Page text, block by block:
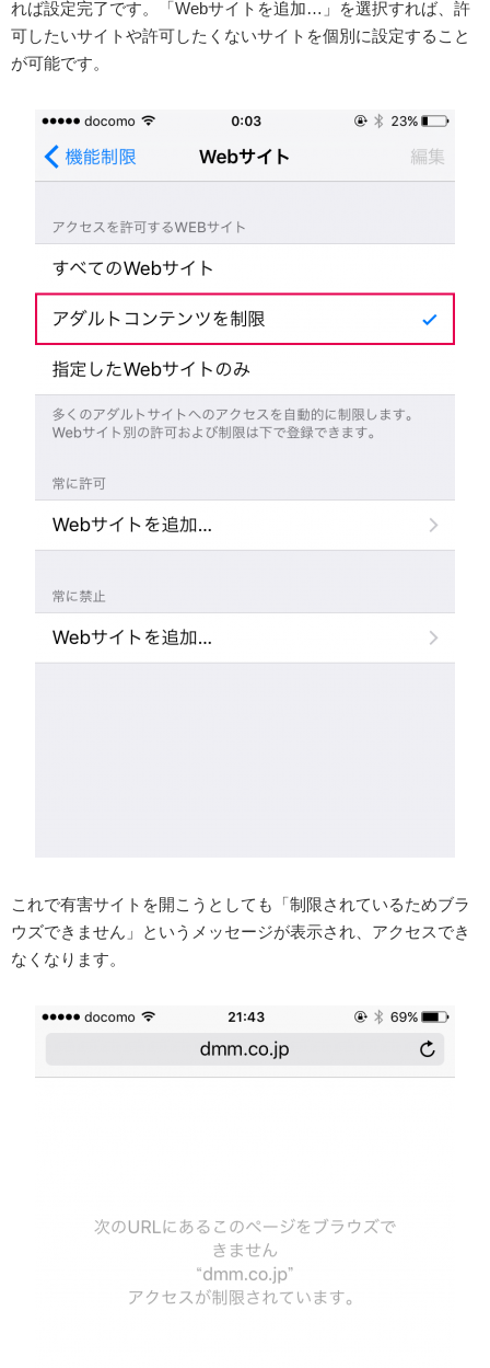
れば設定完了です。「Webサイトを追加…」を選択すれば、許
可したいサイトや許可したくないサイトを個別に設定すること
が可能です。
これで有害サイトを開こうとしても「制限されているためブラ
ウズできません」というメッセージが表示され、アクセスでき
なくなります。